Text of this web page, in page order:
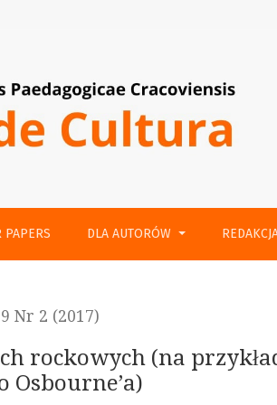
Johna Ozzy’ego Osbourne’a)
PAPERS DLA AUTORÓW
Nr 2 (2017)
rockowych (na
Osbourne’a)